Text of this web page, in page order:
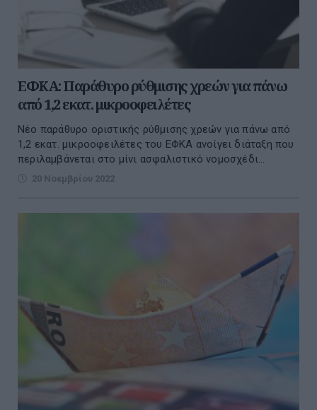
ΕΦΚΑ: Παράθυρο ρύθμισης χρεών για πάνω
από 1,2 εκατ. μικροοφειλέτες
Νέο παράθυρο οριστικής ρύθμισης χρεών για πάνω από
1,2 εκατ. μικροοφειλέτες του ΕΦΚΑ ανοίγει διάταξη που
περιλαμβάνεται στο μίνι ασφαλιστικό νομοσχέδι...
20 Νοεμβρίου 2022